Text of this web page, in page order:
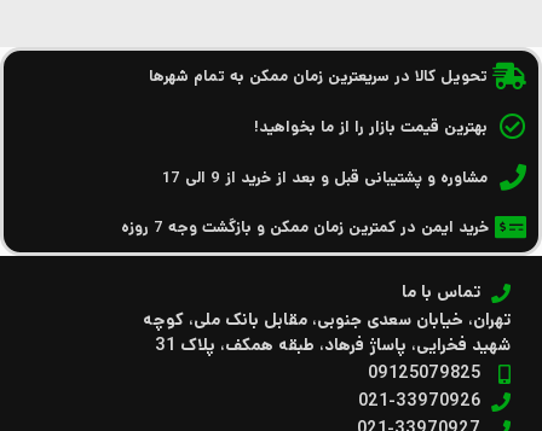
تحویل کالا در سریعترین زمان ممکن به تمام شهرها
بهترین قیمت بازار را از ما بخواهید!
مشاوره و پشتیبانی قبل و بعد از خرید از 9 الی 17
خرید ایمن در کمترین زمان ممکن و بازگشت وجه 7 روزه
تماس با ما
تهران، خیابان سعدی جنوبی، مقابل بانک ملی، کوچه
شهید فخرایی، پاساژ فرهاد، طبقه همکف، پلاک 31
09125079825
021-33970926